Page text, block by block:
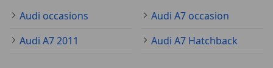
Audi occasions
Audi A7 occasion
Audi A7 2011
Audi A7 Hatchback